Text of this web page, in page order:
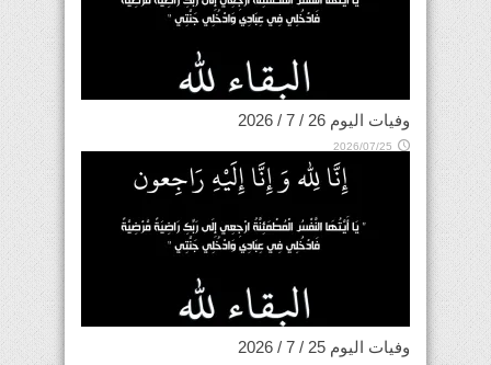
وفيات اليوم 26 / 7 / 2026
2026/07/25
وفيات اليوم 25 / 7 / 2026